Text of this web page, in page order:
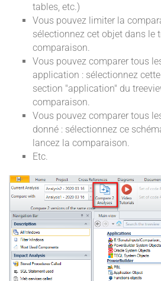
tables, etc.)
Vous pouvez limiter la
sélectionnez cet objet dans le
comparaison.
Vous pouvez comparer tous
application : sélectionnez
section "application" du
comparaison.
Vous pouvez comparer tous
donné : sélectionnez ce
lancez la comparaison.
Etc.